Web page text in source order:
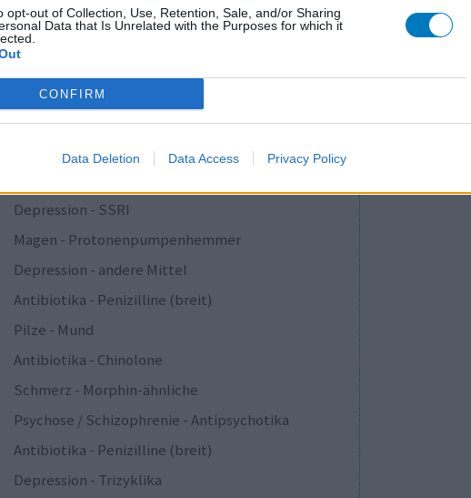
opt-out of Collection, Use, Retention, Sale, and/or Sharing
Data that Is Unrelated with the Purposes for which it
CONFIRM
Data Deletion Data Access Privacy Policy
Depression - andere Mittel
Cholesterin
Depression - SSRI
Sucht
Depression - SSRI
Depression - SSRI
Magen - Protonenpumpenhemmer
Depression - andere Mittel
Antibiotika - Penizilline (breit)
Pilze - Mund
Antibiotika - Chinolone
Schmerz - Morphin-ähnliche
Psychose / Schizophrenie - Antipsychotika
Antibiotika - Penizilline (breit)
Depression - Trizyklika